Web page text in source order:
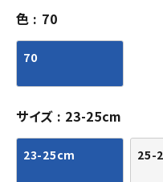
色 70
70
サイズ 23-25cm
23-25cm 25-